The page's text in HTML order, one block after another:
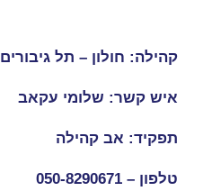
קהילה: חולון – תל גיבורים
איש קשר: שלומי עקאב
תפקיד: אב קהילה
טלפון – 050-8290671